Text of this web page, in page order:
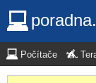
Počítače